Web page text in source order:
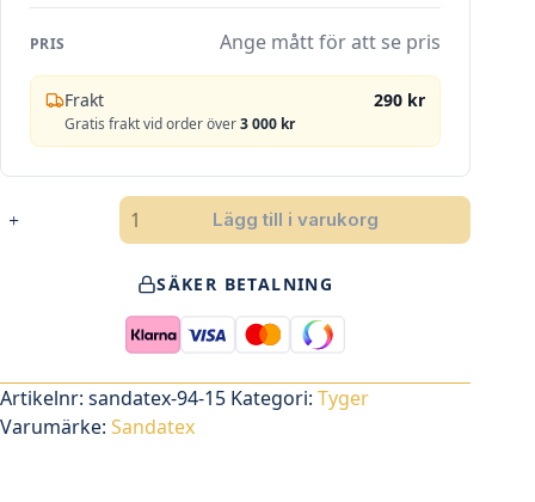
PRIS Ange mått för att se pris
Frakt 290 kr
Gratis frakt vid order över3 000 kr
94-
Lägg till i varukorg
SÄKER BETALNING
Artikelnr: sandatex-94-15 Kategori: Tyger
Varumärke: Sandatex